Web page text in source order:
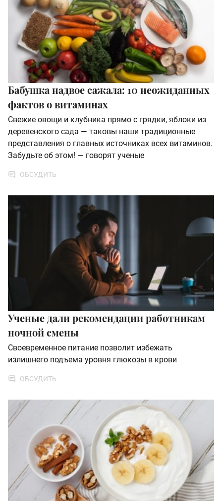
Бабушка надвое сажала: 10 неожиданных
фактов о витаминах
Свежие овощи и клубника прямо с грядки, яблоки из
деревенского сада — таковы наши традиционные
представления о главных источниках всех витаминов.
Забудьте об этом! — говорят ученые
ОБСУДИТЬ
Ученые дали рекомендации работникам
ночной смены
Своевременное питание позволит избежать
излишнего подъема уровня глюкозы в крови
ОБСУДИТЬ